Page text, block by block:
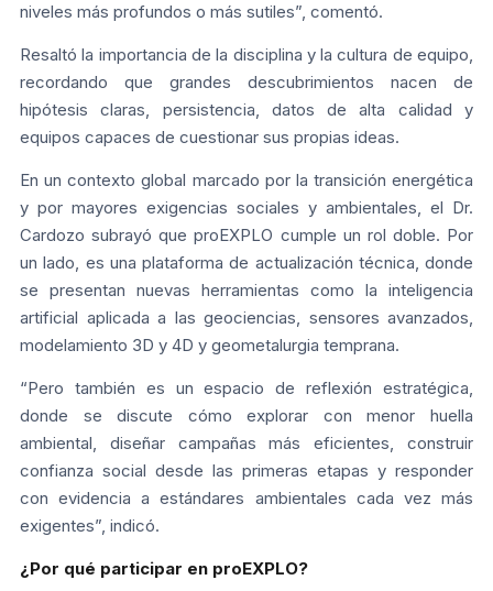
niveles más profundos o más sutiles”, comentó.
Resaltó la importancia de la disciplina y la cultura de equipo,
recordando que grandes descubrimientos nacen de
hipótesis claras, persistencia, datos de alta calidad y
equipos capaces de cuestionar sus propias ideas.
En un contexto global marcado por la transición energética
y por mayores exigencias sociales y ambientales, el Dr.
Cardozo subrayó que proEXPLO cumple un rol doble. Por
un lado, es una plataforma de actualización técnica, donde
se presentan nuevas herramientas como la inteligencia
artificial aplicada a las geociencias, sensores avanzados,
modelamiento 3D y 4D y geometalurgia temprana.
“Pero también es un espacio de reflexión estratégica,
donde se discute cómo explorar con menor huella
ambiental, diseñar campañas más eficientes, construir
confianza social desde las primeras etapas y responder
con evidencia a estándares ambientales cada vez más
exigentes”, indicó.
¿Por qué participar en proEXPLO?